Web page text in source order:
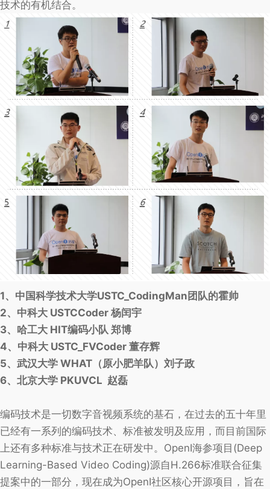
技术的有机结合。
1、中国科学技术大学USTC_CodingMan团队的霍帅
2、中科大 USTCCoder 杨闰宇
3、哈工大 HIT编码小队 郑博
4、中科大 USTC_FVCoder 董存辉
5、武汉大学 WHAT（原小肥羊队）刘子政
6、北京大学 PKUVCL 赵磊
编码技术是一切数字音视频系统的基石，在过去的五十年里
已经有一系列的编码技术、标准被发明及应用，而目前国际
上还有多种标准与技术正在研发中。OpenI海参项目(Deep
Learning-Based Video Coding)源自H.266标准联合征集
提案中的一部分，现在成为OpenI社区核心开源项目，旨在